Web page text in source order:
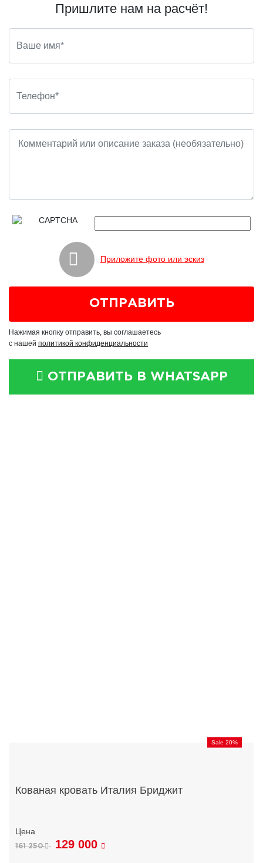
Пришлите нам на расчёт!
Приложите фото или эскиз
Нажимая кнопку отправить, вы соглашаетесь
с нашей политикой конфиденциальности
ОТПРАВИТЬ В WHATSAPP
Sale 20%
Кованая кровать Италия Бриджит
161 250 129 000